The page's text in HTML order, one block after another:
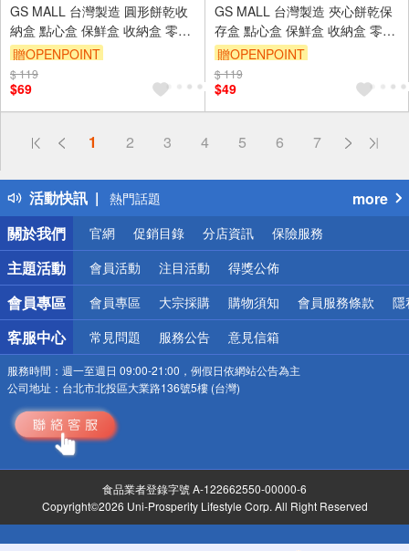
GS MALL 台灣製造 圓形餅乾收
納盒 點心盒 保鮮盒 收納盒 零食
盒 儲物罐 餅乾收納 零食收納盒
餅乾盒
贈OPENPOINT
$ 119
$69
GS MALL 台灣製造 夾心餅乾保
存盒 點心盒 保鮮盒 收納盒 零食
盒 儲物罐 餅乾保存盒 桌上收納
贈OPENPOINT
$ 119
$49
1 2 3 4 5 6 7
活動快訊
偏遠地區配送
得獎公告
熱門話題
銀行優惠
偏遠地區配送
詐騙網頁！請小心！
more
關於我們
官網 促銷目錄 分店資訊 保險服務
主題活動 會員活動 注目活動 得獎公佈
會員專區 會員專區 大宗採購 購物須知 會員服務條款 隱
客服中心 常見問題 服務公告 意見信箱
服務時間： 週一至週日 09:00-21:00，例假日依網站公告為主
公司地址： 台北市北投區大業路136號5樓 (台灣)
食品業者登錄字號 A-122662550-00000-6
Copyright©2026 Uni-Prosperity Lifestyle Corp. All Right Reserved